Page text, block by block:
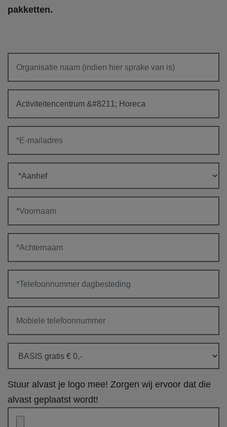
pakketten.
Stuur alvast je logo mee! Zorgen wij ervoor dat die
alvast geplaatst wordt!